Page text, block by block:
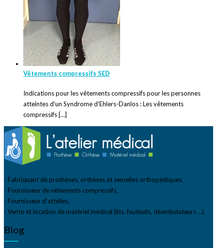
Vêtements compressifs SED
Indications pour les vêtements compressifs pour les personnes
atteintes d’un Syndrome d’Ehlers-Danlos : Les vêtements
compressifs […]
- Fabriquant de prothèses, orthèses et semelles orthopédiques,
- Fournisseur de vêtements compressifs,
- Fournisseur d’attelles,
- Vente et location de matériel médical (lits, fauteuils, déambulateurs …).
Blog